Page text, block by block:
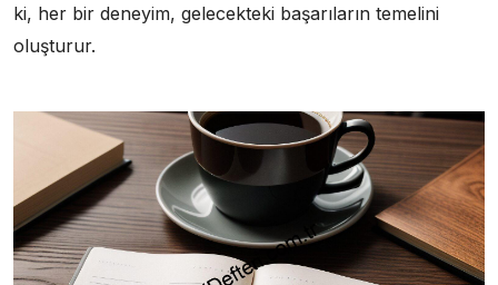
ki, her bir deneyim, gelecekteki başarıların temelini
oluşturur.